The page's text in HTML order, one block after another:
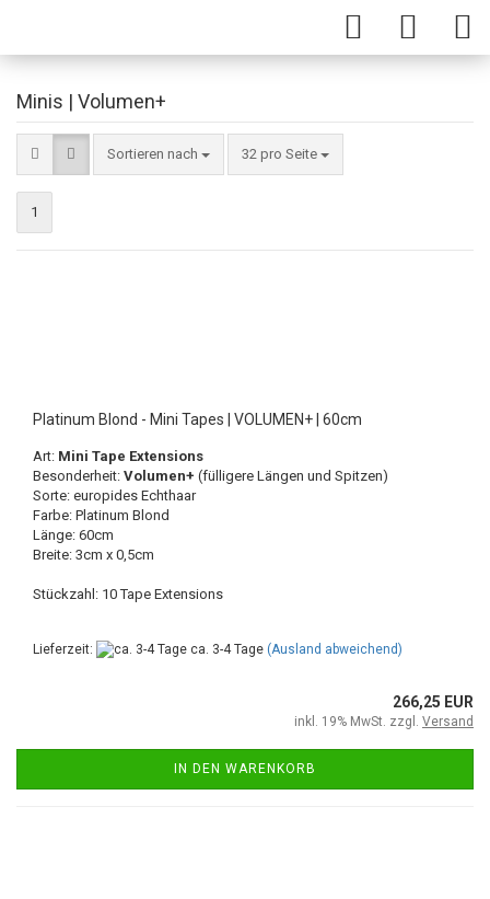
Minis | Volumen+
Sortieren nach 32 pro Seite
1
Platinum Blond - Mini Tapes | VOLUMEN+ | 60cm
Art: Mini Tape Extensions
Besonderheit: Volumen+ (fülligere Längen und Spitzen)
Sorte: europides Echthaar
Farbe: Platinum Blond
Länge: 60cm
Breite: 3cm x 0,5cm
Stückzahl: 10 Tape Extensions
Lieferzeit: ca. 3-4 Tage (Ausland abweichend)
266,25 EUR
inkl. 19% MwSt. zzgl. Versand
IN DEN WARENKORB